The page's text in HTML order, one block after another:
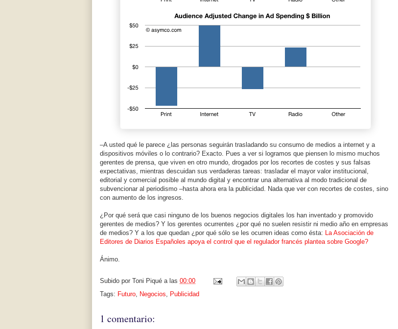
–A usted qué le parece ¿las personas seguirán trasladando su consumo de medios a internet y a
dispositivos móviles o lo contrario? Exacto. Pues a ver si logramos que piensen lo mismo muchos
gerentes de prensa, que viven en otro mundo, drogados por los recortes de costes y sus falsas
expectativas, mientras descuidan sus verdaderas tareas: trasladar el mayor valor institucional,
editorial y comercial posible al mundo digital y encontrar una alternativa al modo tradicional de
subvencionar al periodismo –hasta ahora era la publicidad. Nada que ver con recortes de costes, sino
con aumento de los ingresos.
¿Por qué será que casi ninguno de los buenos negocios digitales los han inventado y promovido
gerentes de medios? Y los gerentes ocurrentes ¿por qué no suelen resistir ni medio año en empresas
de medios? Y a los que quedan ¿por qué sólo se les ocurren ideas como ésta: La Asociación de
Editores de Diarios Españoles apoya el control que el regulador francés plantea sobre Google?
Ánimo.
Subido por Toni Piqué a las 00:00
Tags: Futuro, Negocios, Publicidad
1 comentario: